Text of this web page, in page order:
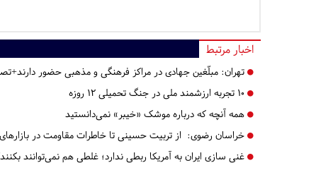
اخبار مرتبط
تهران: مبلّغین جهادی در مراکز فرهنگی و مذهبی حضور
۱۰ تجربه ارزشمند ملی در جنگ تحمیلی ۱۲ روزه
همه آنچه که درباره موشک «خیبر» نمی‌دانستید
خراسان رضوی: از تربیت حسینی تا خاطرات مقاومت در
غنی سازی ایران به آمریکا ربطی ندارد؛ غلطی هم‌ نمی‌توانند